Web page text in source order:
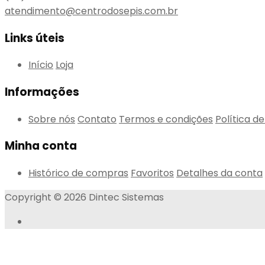
atendimento@centrodosepis.com.br
Links úteis
Início Loja
Informações
Sobre nós Contato Termos e condições Política
Minha conta
Histórico de compras Favoritos Detalhes da conta
Copyright © 2026 Dintec Sistemas